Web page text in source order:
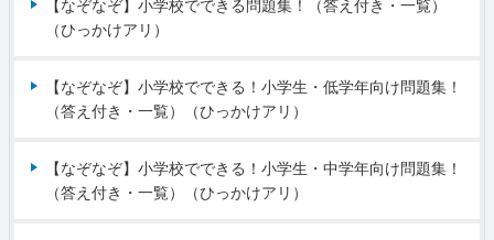
【なぞなぞ】小学校でできる問題集！（答え付き・一覧）
（ひっかけアリ）
【なぞなぞ】小学校でできる！小学生・低学年向け問題集！
（答え付き・一覧）（ひっかけアリ）
【なぞなぞ】小学校でできる！小学生・中学年向け問題集！
（答え付き・一覧）（ひっかけアリ）